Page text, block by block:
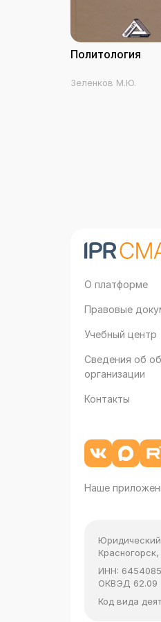
Политология
Зеленков М.Ю.
О платформе
Правовые
Учебный центр
Сведения об
организации
Контакты
Наше
ИНН:
ОКВЭД 62.09
Код вида